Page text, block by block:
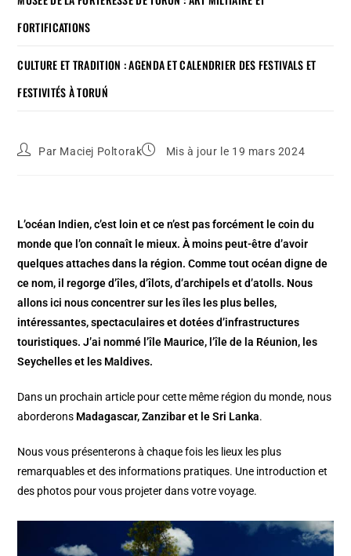
FORTIFICATIONS
CULTURE ET TRADITION : AGENDA ET CALENDRIER DES FESTIVALS ET
FESTIVITÉS À TORUŃ
Par Maciej Poltorak Mis à jour le 19 mars 2024
L’océan Indien, c’est loin et ce n’est pas forcément le coin du
monde que l’on connaît le mieux. À moins peut-être d’avoir
quelques attaches dans la région. Comme tout océan digne de
ce nom, il regorge d’îles, d’îlots, d’archipels et d’atolls. Nous
allons ici nous concentrer sur les îles les plus belles,
intéressantes, spectaculaires et dotées d’infrastructures
touristiques. J’ai nommé l’île Maurice, l’île de la Réunion, les
Seychelles et les Maldives.
Dans un prochain article pour cette même région du monde, nous
aborderons Madagascar, Zanzibar et le Sri Lanka.
Nous vous présenterons à chaque fois les lieux les plus
remarquables et des informations pratiques. Une introduction et
des photos pour vous projeter dans votre voyage.